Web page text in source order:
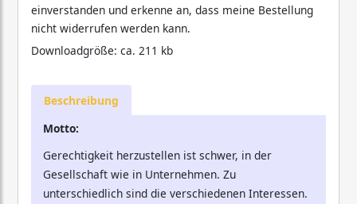
einverstanden und erkenne an, dass meine Bestellung
nicht widerrufen werden kann.
Downloadgröße: ca. 211 kb
Beschreibung
Motto:
Gerechtigkeit herzustellen ist schwer, in der
Gesellschaft wie in Unternehmen. Zu
unterschiedlich sind die verschiedenen Interessen.